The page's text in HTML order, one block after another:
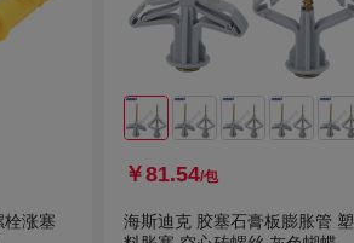
涨塞
￥81.54/包
海斯迪克 胶塞石膏板膨胀管 塑